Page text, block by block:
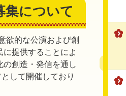
集について
欲的な公演および創
提供することによ
創造・発信を通し
して開催しており